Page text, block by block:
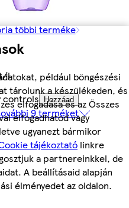
például böngészési
tárolunk a készülékeden, és
elfogadása és az Összes
elfogadhatod vagy
ugyanezt bármikor
tájékoztató linkre
a partnereinkkel, de
A beállításaid alapján
élményedet az oldalon.
többi terméke
l
controls
Hozzáad
9 terméket